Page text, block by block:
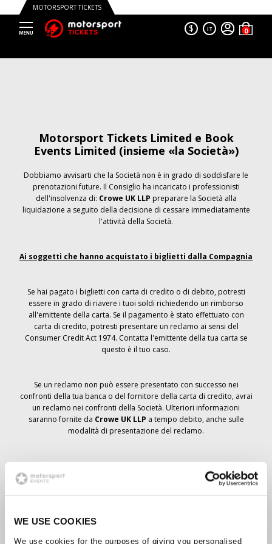
WE USE COOKIES
We use cookies for the purposes of giving you personalised
MOTORSPORT TICKETS
$ IT
Motorsport Tickets Limited e Book
Events Limited (insieme «la Società»)
Dobbiamo avvisarti che la Società non è in grado di soddisfare le
prenotazioni future. Il Consiglio ha incaricato i professionisti
dell'insolvenza di: Crowe UK LLP preparare la Società alla
liquidazione a seguito della decisione di cessare immediatamente
l'attività della Società.
Ai soggetti che hanno acquistato i biglietti dalla Compagnia
Se hai pagato i biglietti con carta di credito o di debito, potresti
essere in grado di riavere i tuoi soldi richiedendo un rimborso
all'emittente della carta. Se il pagamento è stato effettuato con
carta di credito, potresti presentare un reclamo ai sensi del
Consumer Credit Act 1974. Contatta l'emittente della tua carta se
questo è il tuo caso.
Se un reclamo non può essere presentato con successo nei
confronti della tua banca o del fornitore della carta di credito, avrai
un reclamo nei confronti della Società. Ulteriori informazioni
saranno fornite da Crowe UK LLP a tempo debito, anche sulle
modalità di presentazione del reclamo.
del biglietto, la prenotazione non è stata cancellata e si prevede
che riceverai i biglietti ordinati a tempo debito. La direzione della